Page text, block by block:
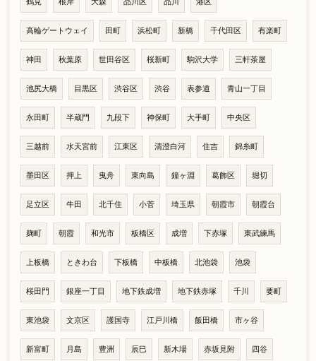
鶴見 根岸 大森 品川区 品川 港区
高輪ゲートウェイ 田町 浜松町 新橋 千代田区 有楽町
神田 秋葉原 世田谷区 桜新町 駒沢大学 三軒茶屋
池尻大橋 目黒区 渋谷区 渋谷 表参道 青山一丁目
永田町 半蔵門 九段下 神保町 大手町 中央区
三越前 水天宮前 江東区 清澄白河 住吉 錦糸町
墨田区 押上 曳舟 東向島 鐘ヶ淵 葛飾区 堀切
足立区 牛田 北千住 小菅 埼玉県 朝霞市 朝霞台
麹町 朝霞 和光市 板橋区 成増 下赤塚 東武練馬
上板橋 ときわ台 下板橋 中板橋 北池袋 池袋
桜田門 銀座一丁目 地下鉄成増 地下鉄赤塚 千川 要町
東池袋 文京区 護国寺 江戸川橋 飯田橋 市ヶ谷
新富町 月島 豊洲 辰巳 新木場 赤坂見附 四谷